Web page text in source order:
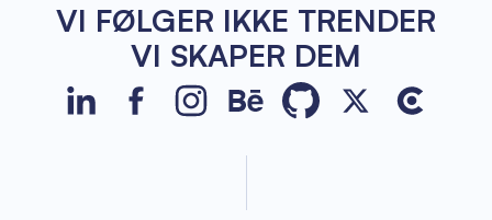
VI FØLGER IKKE TRENDER
VI SKAPER DEM
JetBase on LinkedIn
JetBase on Facebook
JetBase on Instagram
JetBase on Behance
JetBase on GitHub
JetBase on Xcom
JetBase